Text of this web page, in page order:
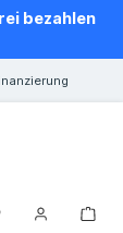
bezahlen